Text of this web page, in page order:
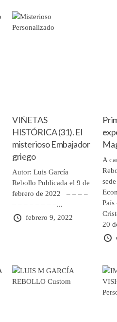
VIÑETAS
HISTÓRICA (31). El
misterioso Embajador
griego
Autor: Luis García
Rebollo Publicada el 9 de
febrero de 2022 – – – –
– – – – – – – –...
febrero 9, 2022
A
País
20